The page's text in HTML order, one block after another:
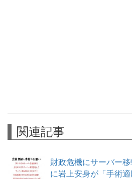
関連記事
財政危機にサーバー
に岩上安身が「手術